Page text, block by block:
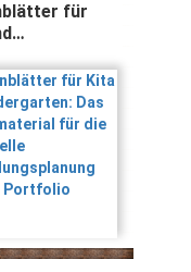
für
für
Portfolio